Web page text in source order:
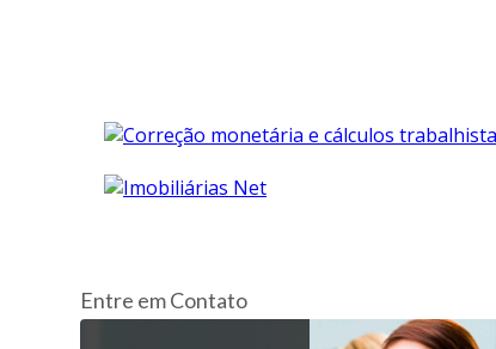
Entre em Contato